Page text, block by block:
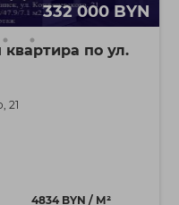
332 000 BYN
по ул.
21
4834 BYN / М²